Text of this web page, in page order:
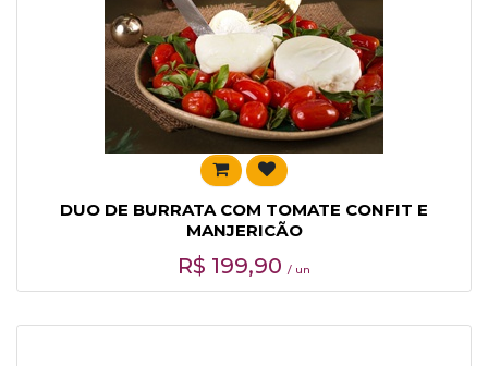
DUO DE BURRATA COM TOMATE CONFIT E
MANJERICÃO
R$ 199,90 / un